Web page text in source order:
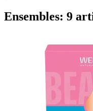
Ensembles: 9